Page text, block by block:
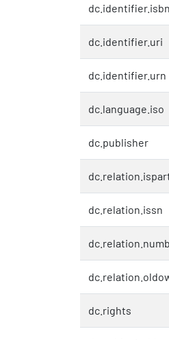
dc.identifier.isbn
dc.identifier.uri
dc.identifier.urn
dc.language.iso
dc.publisher
dc.relation.issn
dc.rights